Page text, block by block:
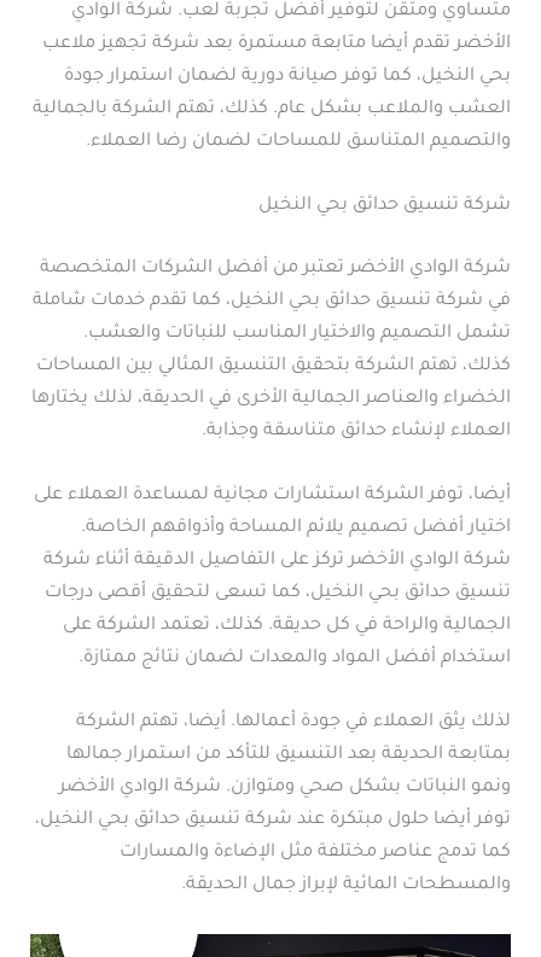
متساوي ومتقن لتوفير أفضل تجربة لعب. شركة الوادي
الأخضر تقدم أيضا متابعة مستمرة بعد شركة تجهيز ملاعب
بحي النخيل، كما توفر صيانة دورية لضمان استمرار جودة
العشب والملاعب بشكل عام. كذلك، تهتم الشركة بالجمالية
والتصميم المتناسق للمساحات لضمان رضا العملاء.
شركة تنسيق حدائق بحي النخيل
شركة الوادي الأخضر تعتبر من أفضل الشركات المتخصصة
في شركة تنسيق حدائق بحي النخيل، كما تقدم خدمات شاملة
تشمل التصميم والاختيار المناسب للنباتات والعشب.
كذلك، تهتم الشركة بتحقيق التنسيق المثالي بين المساحات
الخضراء والعناصر الجمالية الأخرى في الحديقة، لذلك يختارها
العملاء لإنشاء حدائق متناسقة وجذابة.
أيضا، توفر الشركة استشارات مجانية لمساعدة العملاء على
اختيار أفضل تصميم يلائم المساحة وأذواقهم الخاصة.
شركة الوادي الأخضر تركز على التفاصيل الدقيقة أثناء شركة
تنسيق حدائق بحي النخيل، كما تسعى لتحقيق أقصى درجات
الجمالية والراحة في كل حديقة. كذلك، تعتمد الشركة على
استخدام أفضل المواد والمعدات لضمان نتائج ممتازة.
لذلك يثق العملاء في جودة أعمالها. أيضا، تهتم الشركة
بمتابعة الحديقة بعد التنسيق للتأكد من استمرار جمالها
ونمو النباتات بشكل صحي ومتوازن. شركة الوادي الأخضر
توفر أيضا حلول مبتكرة عند شركة تنسيق حدائق بحي النخيل،
كما تدمج عناصر مختلفة مثل الإضاءة والمسارات
والمسطحات المائية لإبراز جمال الحديقة.